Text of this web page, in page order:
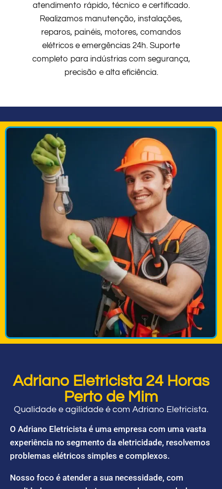
atendimento rápido, técnico e certificado.
Realizamos manutenção, instalações,
reparos, painéis, motores, comandos
elétricos e emergências 24h. Suporte
completo para indústrias com segurança,
precisão e alta eficiência.
Adriano Eletricista 24 Horas
Perto de Mim
Qualidade e agilidade é com Adriano Eletricista.
O Adriano Eletricista é uma empresa com uma vasta
experiência no segmento da eletricidade, resolvemos
problemas elétricos simples e complexos.
Nosso foco é atender a sua necessidade, com